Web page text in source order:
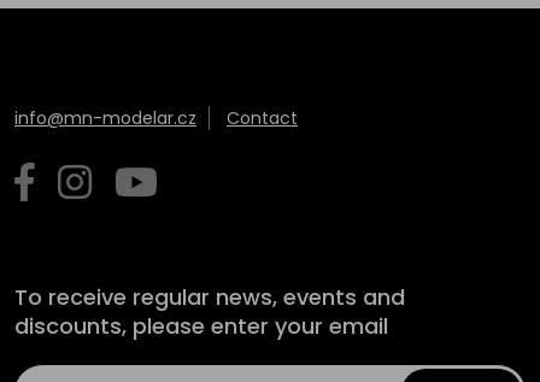
info@mn-modelar.cz Contact
To receive regular news, events and
discounts, please enter your email